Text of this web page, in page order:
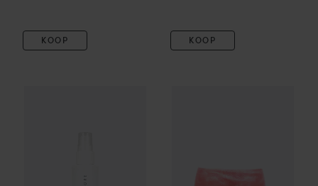
KOOP KOOP